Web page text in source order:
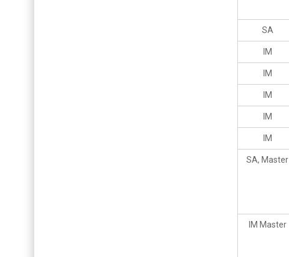
SA
IM
IM
IM
IM
IM
SA, Master
IM Master